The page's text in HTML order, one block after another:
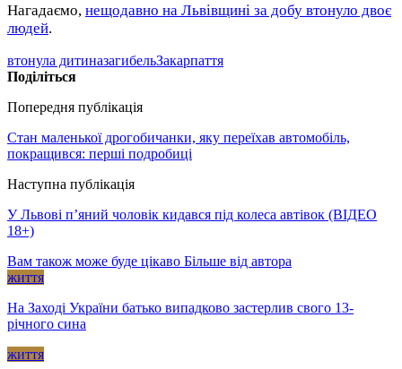
Нагадаємо, нещодавно на Львівщині за добу втонуло двоє
людей.
втонула дитиназагибельЗакарпаття
Поділіться
Попередня публікація
Стан маленької дрогобичанки, яку переїхав автомобіль,
покращився: перші подробиці
Наступна публікація
У Львові п’яний чоловік кидався під колеса автівок (ВІДЕО
18+)
Вам також може буде цікаво Більше від автора
життя
На Заході України батько випадково застерлив свого 13-
річного сина
життя